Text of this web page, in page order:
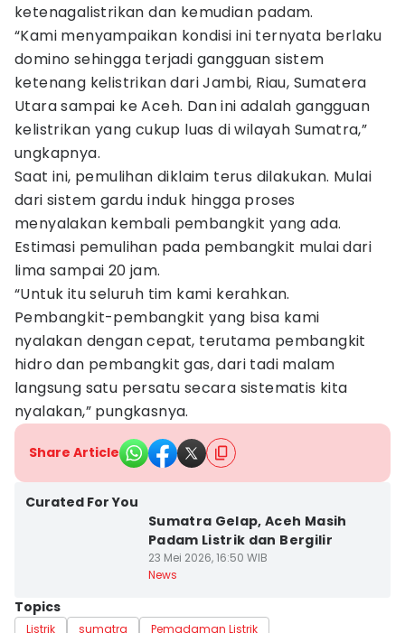
ketenagalistrikan dan kemudian padam.
“Kami menyampaikan kondisi ini ternyata berlaku
domino sehingga terjadi gangguan sistem
ketenang kelistrikan dari Jambi, Riau, Sumatera
Utara sampai ke Aceh. Dan ini adalah gangguan
kelistrikan yang cukup luas di wilayah Sumatra,”
ungkapnya.
Saat ini, pemulihan diklaim terus dilakukan. Mulai
dari sistem gardu induk hingga proses
menyalakan kembali pembangkit yang ada.
Estimasi pemulihan pada pembangkit mulai dari
lima sampai 20 jam.
“Untuk itu seluruh tim kami kerahkan.
Pembangkit-pembangkit yang bisa kami
nyalakan dengan cepat, terutama pembangkit
hidro dan pembangkit gas, dari tadi malam
langsung satu persatu secara sistematis kita
nyalakan,” pungkasnya.
Share Article
Curated For You
Sumatra Gelap, Aceh Masih
Padam Listrik dan Bergilir
23 Mei 2026, 16:50 WIB
News
Topics
Listrik sumatra
Pemadaman Listrik